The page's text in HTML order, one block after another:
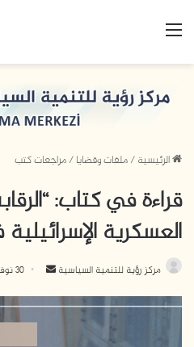
القائمة
الرئيسية/ملفات وقضايا/مراجعات كتب
قراءة في كتاب:
العسكرية
مركز رؤية للتنمية السياسية
أرسل
إلكترونيا
30 نوفمبر، 2017